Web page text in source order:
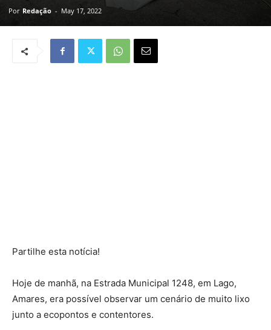
Por Redação - May 17, 2022
Partilhe esta notícia!
Hoje de manhã, na Estrada Municipal 1248, em Lago,
Amares, era possível observar um cenário de muito lixo
junto a ecopontos e contentores.